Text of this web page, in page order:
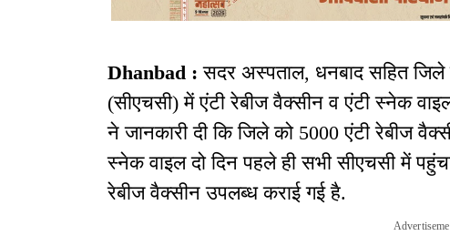
Dhanbad :सदर अस्पताल, धनबाद सहित जिले
(सीएचसी) में एंटी रेबीज वैक्सीन व एंटी स्नेक
ने जानकारी दी कि जिले को 5000 एंटी रेबीज
स्नेक वाइल दो दिन पहले ही सभी सीएचसी में
रेबीज वैक्सीन उपलब्ध कराई गई है.